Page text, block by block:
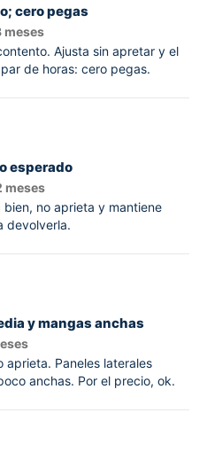
cero pegas
meses
Ajusta sin apretar y el
de horas: cero pegas.
esperado
meses
no aprieta y mantiene
devolverla.
y mangas anchas
aprieta. Paneles laterales
anchas. Por el precio, ok.